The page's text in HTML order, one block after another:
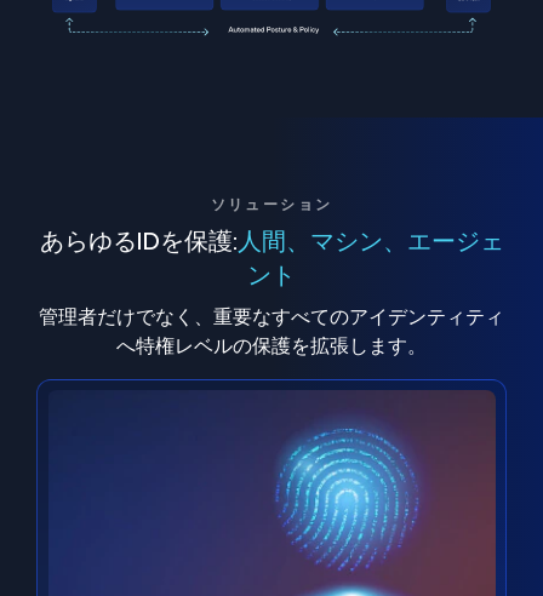
ソリューション
あらゆるIDを保護: 人間、マシン、エージェ
ント
管理者だけでなく、重要なすべてのアイデンティティ
へ特権レベルの保護を拡張します。